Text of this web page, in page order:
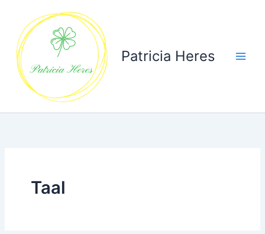
inhoud
Patricia Heres
Taal